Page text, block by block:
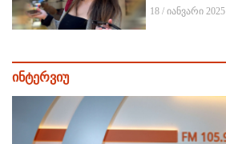
18 / იანვარი 2025
ინტერვიუ